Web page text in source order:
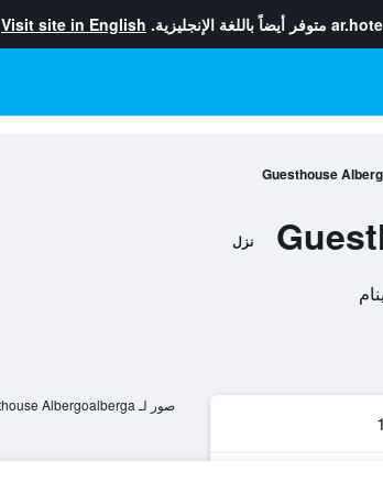
متوفر أيضاً باللغة الإنجليزية. Visit site in English
Guesthouse
نزل
صور لـ Guesthouse Albergoalberga